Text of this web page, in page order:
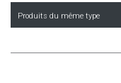
Produits du même type